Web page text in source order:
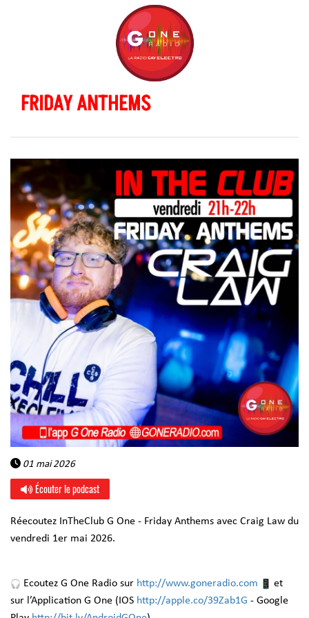
FRIDAY ANTHEMS
01 mai 2026
Écouter le podcast
Réecoutez InTheClub G One - Friday Anthems avec Craig Law du
vendredi 1er mai 2026.
Ecoutez G One Radio sur http://www.goneradio.com
et
sur l’Application G One (IOS http://apple.co/39Zab1G - Google